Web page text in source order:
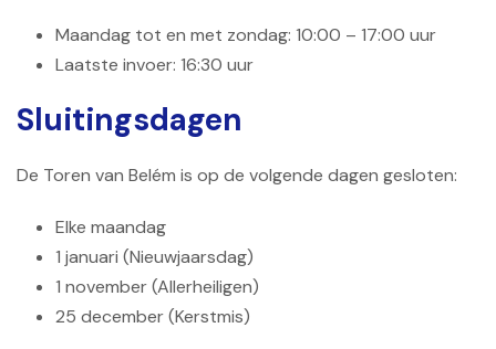
Maandag tot en met zondag: 10:00 – 17:00 uur
Laatste invoer: 16:30 uur
Sluitingsdagen
De Toren van Belém is op de volgende dagen gesloten:
Elke maandag
1 januari (Nieuwjaarsdag)
1 november (Allerheiligen)
25 december (Kerstmis)